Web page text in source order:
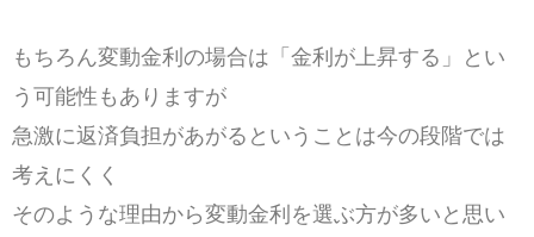
もちろん変動金利の場合は「金利が上昇する」とい
う可能性もありますが
急激に返済負担があがるということは今の段階では
考えにくく
そのような理由から変動金利を選ぶ方が多いと思い